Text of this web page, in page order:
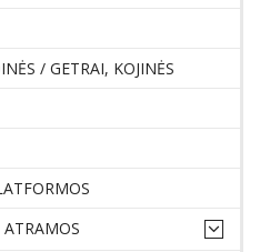
/ GETRAI, KOJINĖS
ATRAMOS